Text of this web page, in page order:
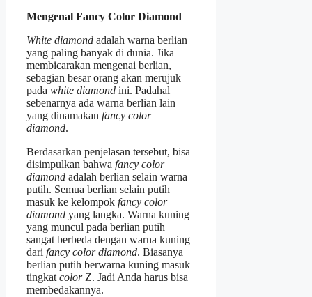
Mengenal Fancy Color Diamond
White diamond adalah warna berlian
yang paling banyak di dunia. Jika
membicarakan mengenai berlian,
sebagian besar orang akan merujuk
pada white diamond ini. Padahal
sebenarnya ada warna berlian lain
yang dinamakan fancy color
diamond.
Berdasarkan penjelasan tersebut, bisa
disimpulkan bahwa fancy color
diamond adalah berlian selain warna
putih. Semua berlian selain putih
masuk ke kelompok fancy color
diamond yang langka. Warna kuning
yang muncul pada berlian putih
sangat berbeda dengan warna kuning
dari fancy color diamond. Biasanya
berlian putih berwarna kuning masuk
tingkat colorZ. Jadi Anda harus bisa
membedakannya.